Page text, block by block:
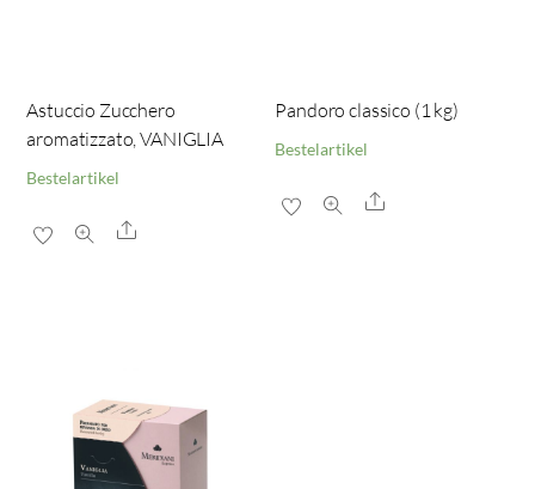
Astuccio Zucchero
aromatizzato, VANIGLIA
Bestelartikel
Share
Pandoro classico (1 kg)
Bestelartikel
Share